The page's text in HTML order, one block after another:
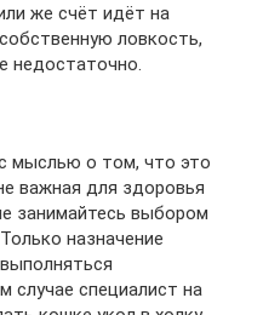
же счёт идёт на
ловкость,
недостаточно.
мыслью о том, что это
важная для здоровья
занимайтесь выбором
назначение
случае специалист на